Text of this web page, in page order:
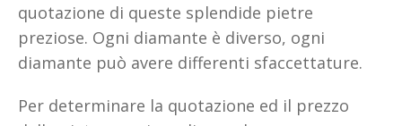
quotazione di queste splendide pietre
preziose. Ogni diamante è diverso, ogni
diamante può avere differenti sfaccettature.
Per determinare la quotazione ed il prezzo